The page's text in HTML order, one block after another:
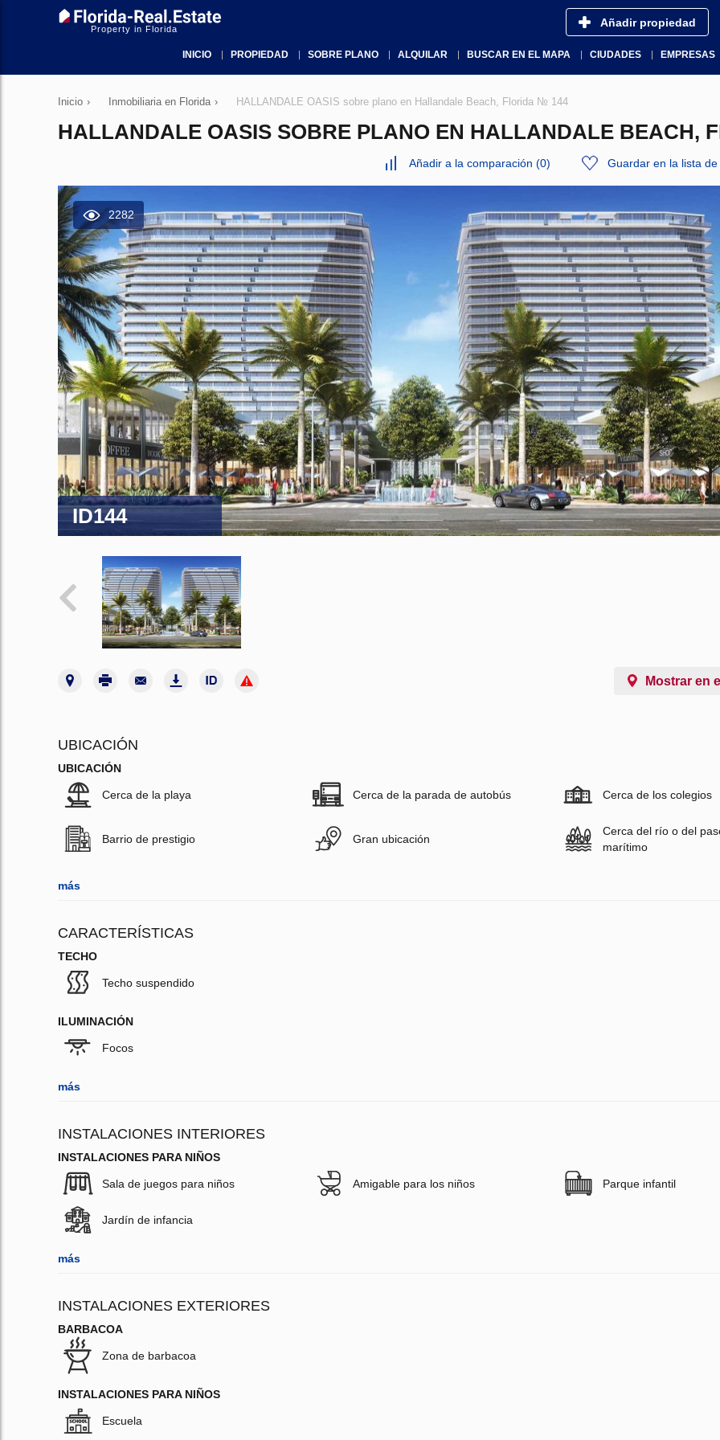
Property in Florida Añadir propiedad
INICIO PROPIEDAD SOBRE PLANO ALQUILAR BUSCAR EN EL MAPA CIUDADES EMPRESAS
Inicio › Inmobiliaria en Florida › HALLANDALE OASIS sobre plano en Hallandale Beach, Florida № 144
HALLANDALE OASIS SOBRE PLANO EN HALLANDALE BEACH,
Añadir a la comparación (0) Guardar en la lista
2282
ID144
Mostrar en
UBICACIÓN
UBICACIÓN
Cerca de la playa Cerca de la parada de autobús Cerca de los colegios
Barrio de prestigio Gran ubicación
Cerca del río o del
marítimo
más
CARACTERÍSTICAS
TECHO
Techo suspendido
ILUMINACIÓN
Focos
más
INSTALACIONES INTERIORES
INSTALACIONES PARA NIÑOS
Sala de juegos para niños Amigable para los niños Parque infantil
Jardín de infancia
más
INSTALACIONES EXTERIORES
BARBACOA
Zona de barbacoa
INSTALACIONES PARA NIÑOS
Escuela